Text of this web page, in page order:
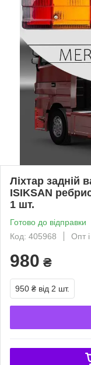
Ліхтар задній
ISIKSAN
1 шт.
Готово до відправки
Код: 405968
Опт
980 ₴
950 ₴ від 2 шт.